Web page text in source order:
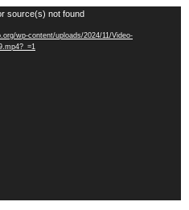
source(s) not found
wp-content/uploads/2024/11/Video-